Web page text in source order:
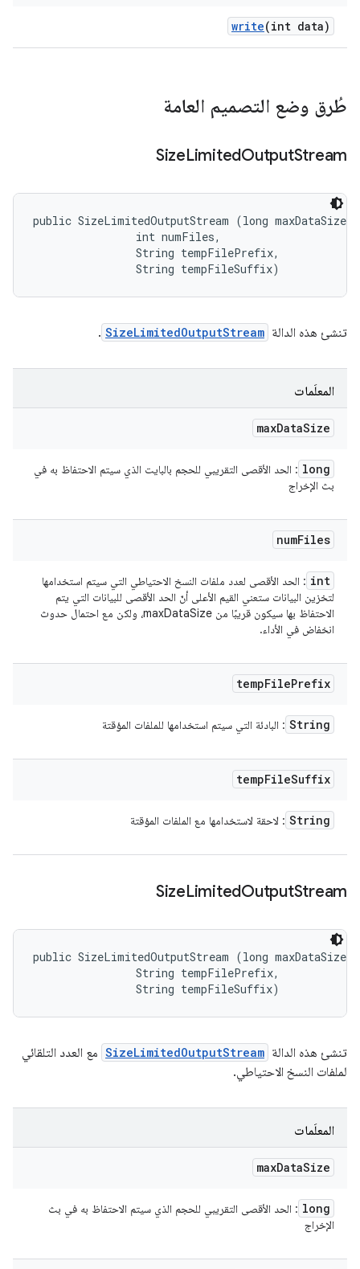
write(int data)
طُرق وضع التصميم العامة
SizeLimitedOutputStream
public SizeLimitedOutputStream (long maxDataSize,
                int numFiles,
                String tempFilePrefix,
                String tempFileSuffix)
تنشئ هذه الدالة SizeLimitedOutputStream
.
المعلَمات
maxDataSize
long : الحد الأقصى التقريبي للحجم بالبايت الذي سيتم الاحتفاظ به في
بث الإخراج
numFiles
int : الحد الأقصى لعدد ملفات النسخ الاحتياطي التي سيتم استخدامها
لتخزين البيانات ستعني القيم الأعلى أنّ الحد الأقصى للبيانات التي يتم
الاحتفاظ بها سيكون قريبًا من maxDataSize، ولكن مع احتمال حدوث
انخفاض في الأداء.
tempFilePrefix
String : البادئة التي سيتم استخدامها للملفات المؤقتة
tempFileSuffix
String : لاحقة لاستخدامها مع الملفات المؤقتة
SizeLimitedOutputStream
public SizeLimitedOutputStream (long maxDataSize,
                String tempFilePrefix,
                String tempFileSuffix)
تنشئ هذه الدالة SizeLimitedOutputStream مع العدد التلقائي
لملفات النسخ الاحتياطي.
المعلَمات
maxDataSize
long : الحد الأقصى التقريبي للحجم الذي سيتم الاحتفاظ به في بث
الإخراج